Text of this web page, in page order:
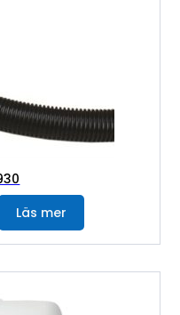
Läs mer